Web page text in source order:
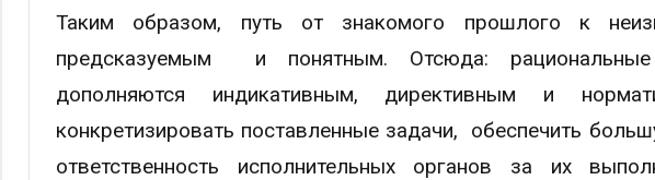
Таким образом, путь от знакомого прошлого к
предсказуемым и понятным. Отсюда: рациональные
дополняются индикативным, директивным и
конкретизировать поставленные задачи, обеспечить
ответственность исполнительных органов за их